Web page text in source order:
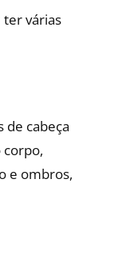
ter várias
de cabeça
e ombros,